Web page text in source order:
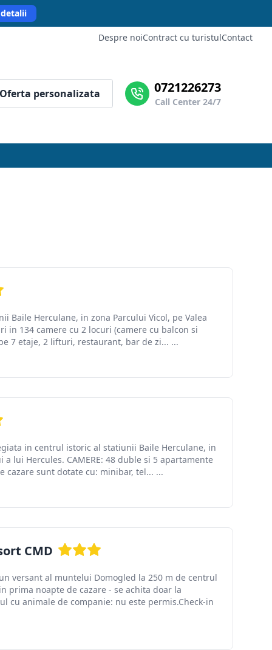
detalii
Despre noiContract cu turistulContact
Oferta personalizata 0721226273
Call Center 24/7
Baile Herculane, in zona Parcului Vicol, pe Valea
in 134 camere cu 2 locuri (camere cu balcon si
7 etaje, 2 lifturi, restaurant, bar de zi... ...
in centrul istoric al statiunii Baile Herculane, in
lui Hercules. CAMERE: 48 duble si 5 apartamente
cazare sunt dotate cu: minibar, tel... ...
CMD
versant al muntelui Domogled la 250 m de centrul
prima noapte de cazare - se achita doar la
cu animale de companie: nu este permis.Check-in